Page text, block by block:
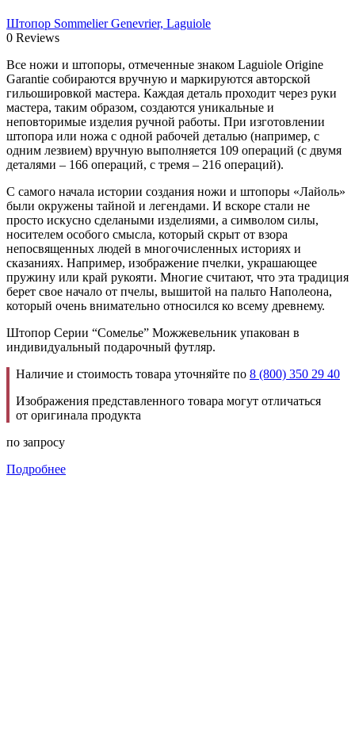
Штопор Sommelier Genevrier, Laguiole
0 Reviews
Все ножи и штопоры, отмеченные знаком Laguiole Origine
Garantie собираются вручную и маркируются авторской
гильошировкой мастера. Каждая деталь проходит через руки
мастера, таким образом, создаются уникальные и
неповторимые изделия ручной работы. При изготовлении
штопора или ножа с одной рабочей деталью (например, с
одним лезвием) вручную выполняется 109 операций (с двумя
деталями – 166 операций, с тремя – 216 операций).
С самого начала истории создания ножи и штопоры «Лайоль»
были окружены тайной и легендами. И вскоре стали не
просто искусно сделаными изделиями, а символом силы,
носителем особого смысла, который скрыт от взора
непосвященных людей в многочисленных историях и
сказаниях. Например, изображение пчелки, украшающее
пружину или край рукояти. Многие считают, что эта традиция
берет свое начало от пчелы, вышитой на пальто Наполеона,
который очень внимательно относился ко всему древнему.
Штопор Серии “Сомелье” Можжевельник упакован в
индивидуальный подарочный футляр.
Наличие и стоимость товара уточняйте по 8 (800) 350 29 40
Изображения представленного товара могут отличаться
от оригинала продукта
по запросу
Подробнее